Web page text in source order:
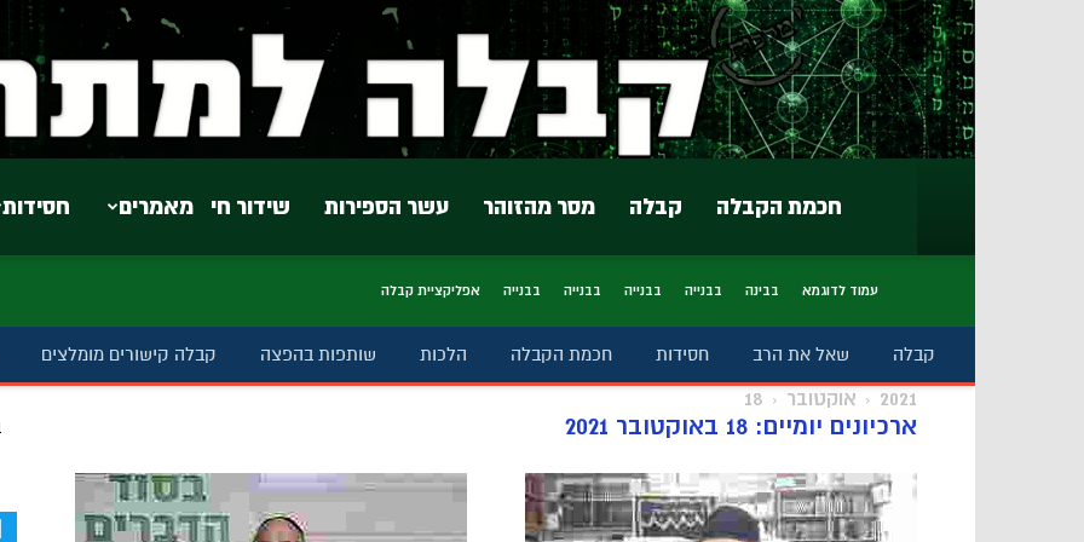
חסידות מאמרים שידור חי עשר הספירות מסר מהזוהר קבלה חכמת הקבלה
עמוד לדוגמא בבינה בבנייה בבנייה בבנייה בבנייה אפליקציית קבלה
קבלה שאל את הרב חסידות חכמת הקבלה הלכות שותפות בהפצה קבלה קישורים מומלצים
2021 אוקטובר 18
ארכיונים יומיים: 18 באוקטובר 2021